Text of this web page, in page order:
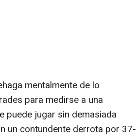
mentalmente de lo
para medirse a una
puede jugar sin demasiada
un contundente derrota por 37-